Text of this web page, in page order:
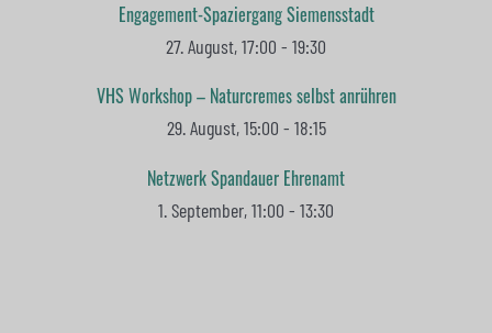
Engagement-Spaziergang Siemensstadt
27. August, 17:00 - 19:30
VHS Workshop – Naturcremes selbst anrühren
29. August, 15:00 - 18:15
Netzwerk Spandauer Ehrenamt
1. September, 11:00 - 13:30